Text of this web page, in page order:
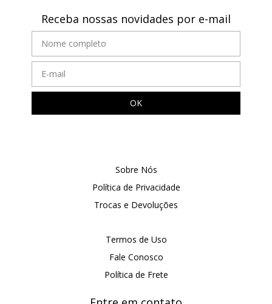
Receba nossas novidades por e-mail
Sobre Nós
Política de Privacidade
Trocas e Devoluções
Termos de Uso
Fale Conosco
Política de Frete